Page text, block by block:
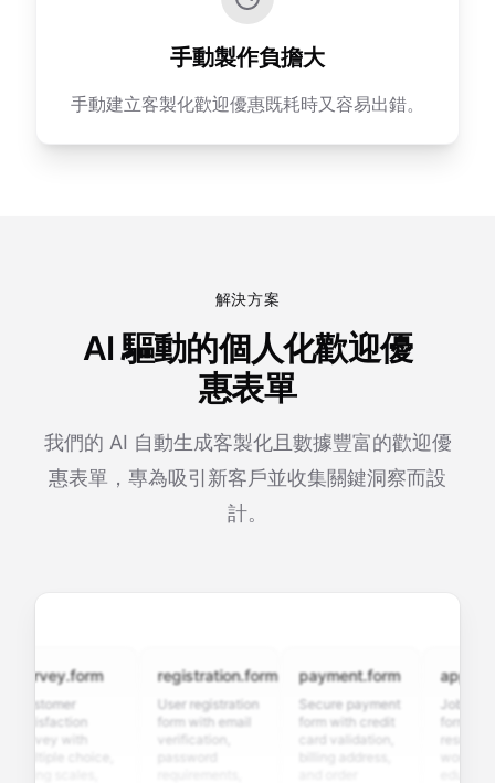
手動製作負擔大
手動建立客製化歡迎優惠既耗時又容易出錯。
解決方案
AI 驅動的個人化歡迎優
惠表單
我們的 AI 自動生成客製化且數據豐富的歡迎優
惠表單，專為吸引新客戶並收集關鍵洞察而設
計。
with
registration.form
User registration
form with email
verification,
payment.form
Secure payment
form with credit
card validation,
Job
form with
resume